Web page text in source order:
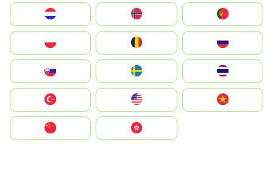
United States
中國香港特別行政區